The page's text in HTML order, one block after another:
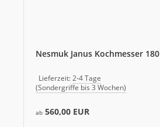
Nesmuk Janus Kochmesser 180
Lieferzeit:2-4 Tage
(Sondergriffe bis 3 Wochen)
ab 560,00 EUR